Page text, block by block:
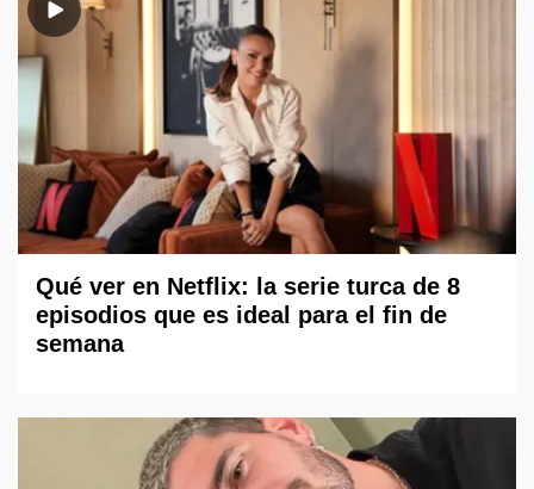
Qué ver en Netflix: la serie turca de 8
episodios que es ideal para el fin de
semana